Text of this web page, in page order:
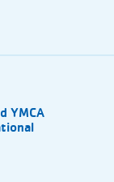
YMCA